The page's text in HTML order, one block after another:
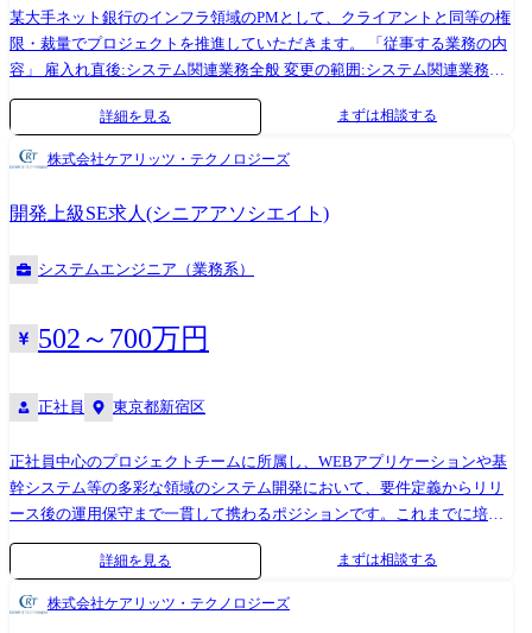
某大手ネット銀行のインフラ領域のPMとして、クライアントと同等の権
限・裁量でプロジェクトを推進していただきます。 「従事する業務の内
容」 雇入れ直後:システム関連業務全般 変更の範囲:システム関連業務全
般及び会社の定める業務全般
詳細を見る まずは相談する
株式会社ケアリッツ・テクノロジーズ
開発上級SE求人(シニアアソシエイト)
システムエンジニア（業務系）
502～700万円
正社員 東京都新宿区
正社員中心のプロジェクトチームに所属し、WEBアプリケーションや基
幹システム等の多彩な領域のシステム開発において、要件定義からリリ
ース後の運用保守まで一貫して携わるポジションです。これまでに培っ
たスキルや経験をもとに、様々な業界のクライアントに貢献することが
般 変更の範囲:システム関連業務全般及び会社の定める業務全般
詳細を見る まずは相談する
株式会社ケアリッツ・テクノロジーズ